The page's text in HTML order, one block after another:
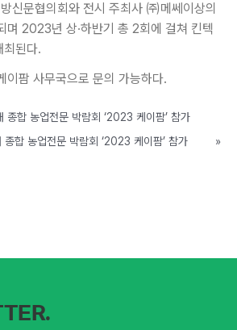
신문협의회와 전시 주최사 ㈜메쎄이상의
며 2023년 상∙하반기 총 2회에 걸쳐 킨텍
최된다.
이팜 사무국으로 문의 가능하다.
종합 농업전문 박람회 ‘2023 케이팜’ 참가
합 농업전문 박람회 ‘2023 케이팜’ 참가
»